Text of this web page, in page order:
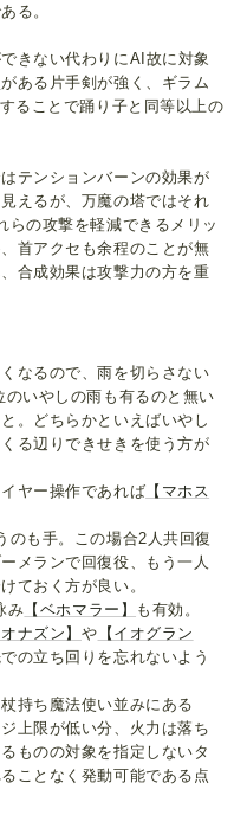
る。
きない代わりにAI故に対象
がある片手剣が強く、ギラム
ることで踊り子と同等以上の
テンションバーンの効果が
えるが、万魔の塔ではそれ
らの攻撃を軽減できるメリッ
首アクセも余程のことが無
合成効果は攻撃力の方を重
なるので、雨を切らさない
いやしの雨も有るのと無い
。どちらかといえばいやし
る辺りできせきを使う方が
ヤー操作であれば 【マホス
のも手。この場合2人共回復
メランで回復役、もう一人
ておく方が良い。
み 【ベホマラー】
も有効。
オナズン】 や 【イオグラン
の立ち回りを忘れないよう
持ち魔法使い並みにある
上限が低い分、火力は落ち
ものの対象を指定しないタ
ことなく発動可能である点